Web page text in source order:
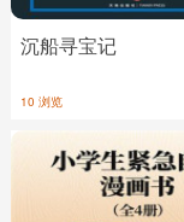
沉船寻宝记
10 浏览